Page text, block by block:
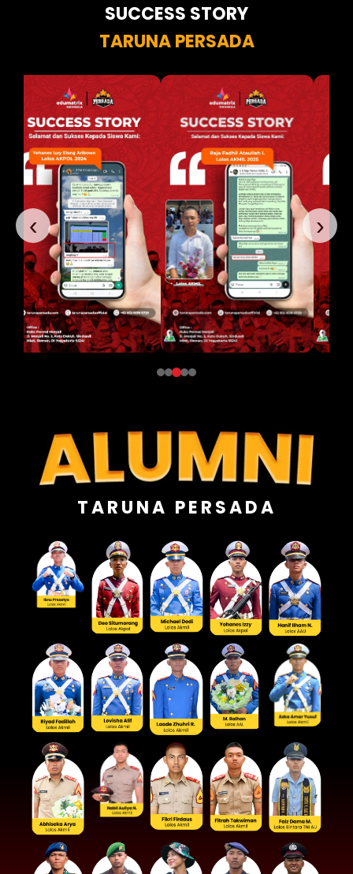
SUCCESS STORY
TARUNA PERSADA
‹ ›
TARUNA PERSADA